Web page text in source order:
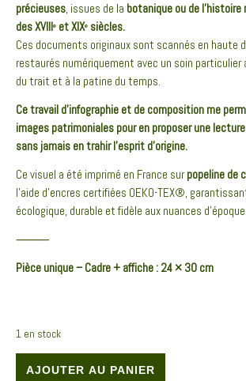
précieuses, issues de la botanique ou de
des XVIIIᵉ et XIXᵉ siècles.
Ces documents originaux sont scannés en haute
restaurés numériquement avec un soin particulier
du trait et à la patine du temps.
Ce travail d’infographie et de composition me
images patrimoniales pour en proposer une
sans jamais en trahir l’esprit d’origine.
Ce visuel a été imprimé en France surpopeline de
l’aide d’encres certifiées OEKO-TEX®,
écologique, durable et fidèle aux nuances d’époque.
⸻
Pièce unique – Cadre + affiche : 24 × 30 cm
1 en stock
AJOUTER AU PANIER